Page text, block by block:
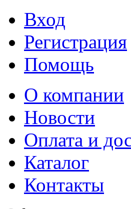
Вход
Регистрация
Помощь
О компании
Новости
Оплата и
Каталог
Контакты